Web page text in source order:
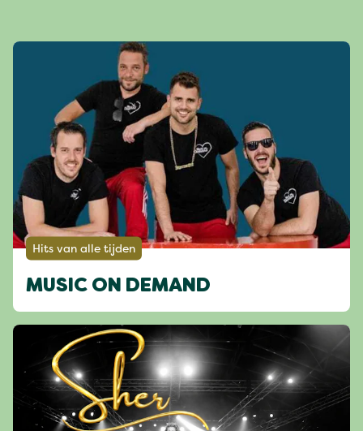
Hits van alle tijden
MUSIC ON DEMAND